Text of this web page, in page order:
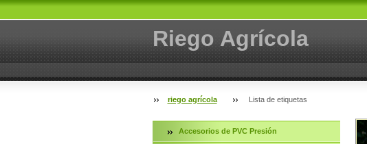
Riego Agrícola
riego agrícola Lista de etiquetas
Accesorios de PVC Presión